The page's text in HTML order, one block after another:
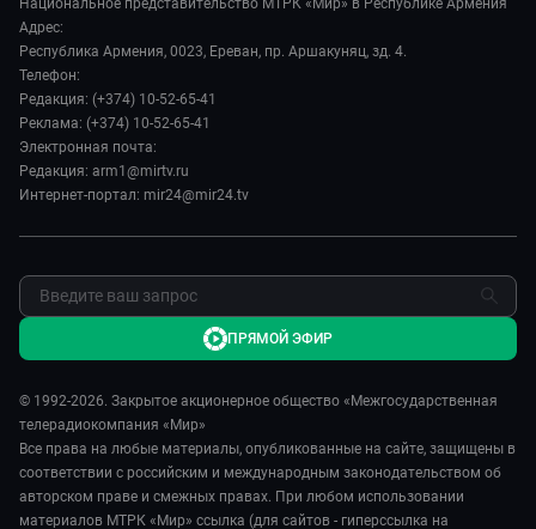
Наука и технологии
Культура
Спорт
Евразия. Регионы
Наши иностранцы
Пять причин поехать в...
Сделано в Содружестве
Я – волонтер
История
Руководство
Лица мира
Новости
Пресса о нас
Карьера
Национальное представительство МТРК «Мир» в Республике Армения
Адрес:
Республика Армения, 0023, Ереван, пр. Аршакуняц, зд. 4.
Телефон:
Редакция: (+374) 10-52-65-41
Реклама: (+374) 10-52-65-41
Электронная почта:
Редакция: arm1@mirtv.ru
Интернет-портал: mir24@mir24.tv
© 1992-2026. Закрытое акционерное общество «Межгосударственная
телерадиокомпания «Мир»
Все права на любые материалы, опубликованные на сайте, защищены в
соответствии с российским и международным законодательством об
авторском праве и смежных правах. При любом использовании
материалов МТРК «Мир» ссылка (для сайтов - гиперссылка на
ПРЯМОЙ ЭФИР